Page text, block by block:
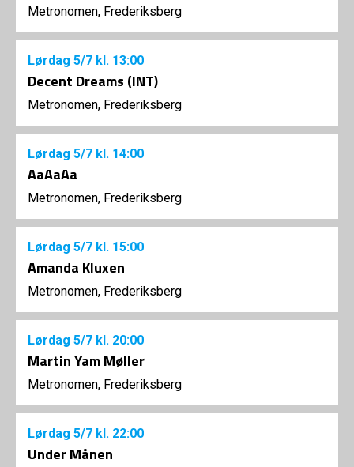
Metronomen, Frederiksberg
Lørdag 5/7 kl. 13:00
Decent Dreams (INT)
Metronomen, Frederiksberg
Lørdag 5/7 kl. 14:00
AaAaAa
Metronomen, Frederiksberg
Lørdag 5/7 kl. 15:00
Amanda Kluxen
Metronomen, Frederiksberg
Lørdag 5/7 kl. 20:00
Martin Yam Møller
Metronomen, Frederiksberg
Lørdag 5/7 kl. 22:00
Under Månen